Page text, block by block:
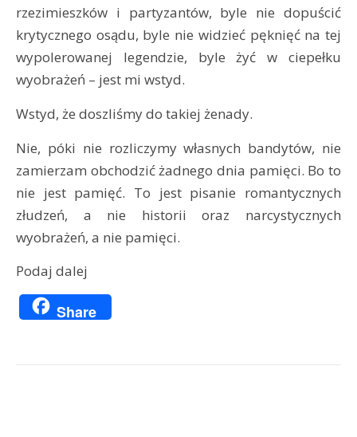
rzezimieszków i partyzantów, byle nie dopuścić
krytycznego osądu, byle nie widzieć pęknięć na tej
wypolerowanej legendzie, byle żyć w ciepełku
wyobrażeń – jest mi wstyd.
Wstyd, że doszliśmy do takiej żenady.
Nie, póki nie rozliczymy własnych bandytów, nie
zamierzam obchodzić żadnego dnia pamięci. Bo to
nie jest pamięć. To jest pisanie romantycznych
złudzeń, a nie historii oraz narcystycznych
wyobrażeń, a nie pamięci.
Podaj dalej
Share